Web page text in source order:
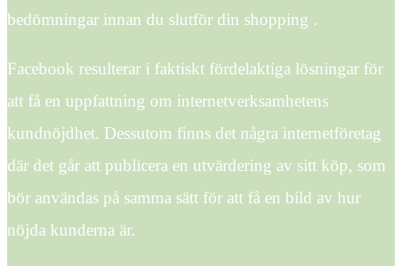
bedömningar innan du slutför din shopping .
Facebook resulterar i faktiskt fördelaktiga lösningar för
att få en uppfattning om internetverksamhetens
kundnöjdhet. Dessutom finns det några internetföretag
där det går att publicera en utvärdering av sitt köp, som
bör användas på samma sätt för att få en bild av hur
nöjda kunderna är.